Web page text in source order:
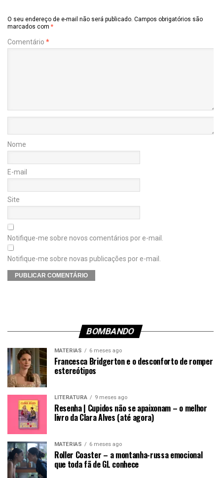
O seu endereço de e-mail não será publicado. Campos obrigatórios são
marcados com *
Comentário *
Nome
E-mail
Site
Notifique-me sobre novos comentários por e-mail.
Notifique-me sobre novas publicações por e-mail.
BOMBANDO
MATÉRIAS 6 meses ago
Francesca Bridgerton e o desconforto de romper
estereótipos
LITERATURA 9 meses ago
Resenha | Cupidos não se apaixonam – o melhor
livro da Clara Alves (até agora)
MATÉRIAS 6 meses ago
Roller Coaster – a montanha-russa emocional
que toda fã de GL conhece